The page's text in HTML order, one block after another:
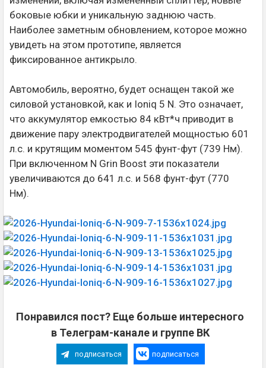
боковые юбки и уникальную заднюю часть.
Наиболее заметным обновлением, которое можно
увидеть на этом прототипе, является
фиксированное антикрыло.
Автомобиль, вероятно, будет оснащен такой же
силовой установкой, как и Ioniq 5 N. Это означает,
что аккумулятор емкостью 84 кВт*ч приводит в
движение пару электродвигателей мощностью 601
л.с. и крутящим моментом 545 фунт-фут (739 Нм).
При включенном N Grin Boost эти показатели
увеличиваются до 641 л.с. и 568 фунт-фут (770
Нм).
Понравился пост? Еще больше интересного
в Телеграм-канале и группе ВК
подписаться подписаться